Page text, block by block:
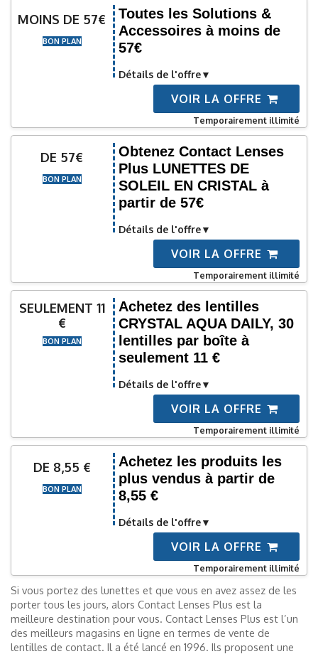
MOINS DE 57€
BON PLAN
Toutes les Solutions &
Accessoires à moins de
57€
Détails de l'offre
VOIR LA OFFRE
Temporairement illimité
DE 57€
BON PLAN
Obtenez Contact Lenses
Plus LUNETTES DE
SOLEIL EN CRISTAL à
partir de 57€
Détails de l'offre
VOIR LA OFFRE
Temporairement illimité
SEULEMENT 11
€
BON PLAN
Achetez des lentilles
CRYSTAL AQUA DAILY, 30
lentilles par boîte à
seulement 11 €
Détails de l'offre
VOIR LA OFFRE
Temporairement illimité
DE 8,55 €
BON PLAN
Achetez les produits les
plus vendus à partir de
8,55 €
Détails de l'offre
VOIR LA OFFRE
Temporairement illimité
Si vous portez des lunettes et que vous en avez assez de les
porter tous les jours, alors Contact Lenses Plus est la
meilleure destination pour vous. Contact Lenses Plus est l’un
des meilleurs magasins en ligne en termes de vente de
lentilles de contact. Il a été lancé en 1996. Ils proposent une